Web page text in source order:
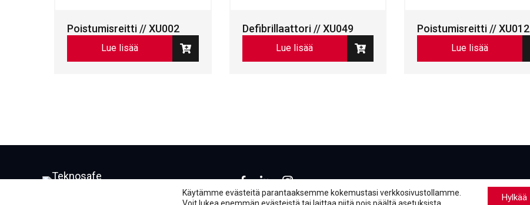
Poistumisreitti // XU002
Lue lisää
Defibrillaattori // XU049
Lue lisää
Poistumisreitti // XU012
Lue lisää
Facebook
LinkedInLinkedIn
Käytämme evästeitä parantaaksemme kokemustasi verkkosivustollamme.
Hylkää